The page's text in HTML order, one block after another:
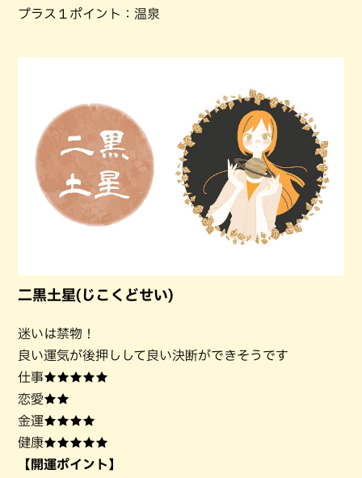
プラス１ポイント：温泉
二黒土星(じこくどせい)
迷いは禁物！
良い運気が後押しして良い決断ができそうです
仕事★★★★★
恋愛★★
金運★★★★
健康★★★★★
【開運ポイント】